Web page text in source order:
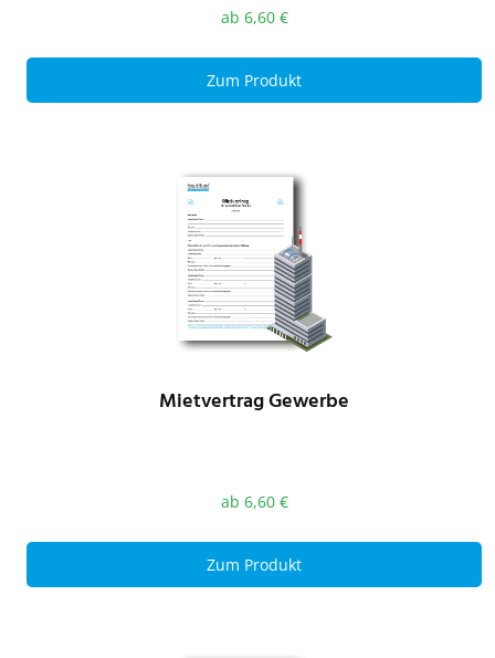
ab 6,60 €
Zum Produkt
Mietvertrag Gewerbe
ab 6,60 €
Zum Produkt